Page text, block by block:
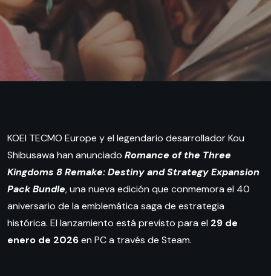
KOEI TECMO Europe y el legendario desarrollador Kou
Shibusawa han anunciado Romance of the Three
Kingdoms 8 Remake: Destiny and Strategy Expansion
Pack Bundle, una nueva edición que conmemora el 40
aniversario de la emblemática saga de estrategia
histórica. El lanzamiento está previsto para el 29 de
enero de 2026en PC a través de Steam.